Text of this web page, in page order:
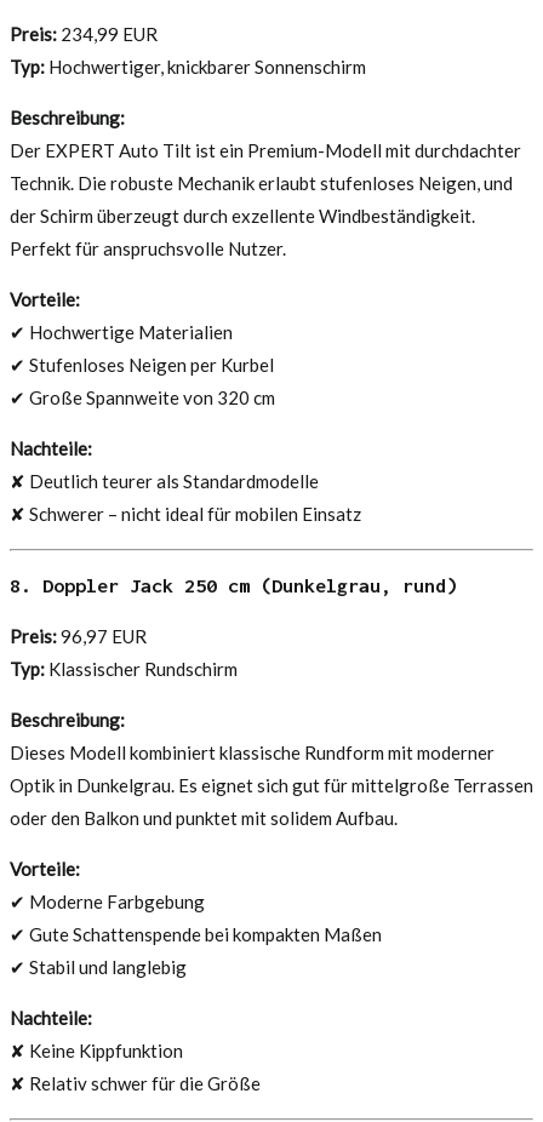
Preis: 234,99 EUR
Typ: Hochwertiger, knickbarer Sonnenschirm
Beschreibung:
Der EXPERT Auto Tilt ist ein Premium-Modell mit durchdachter
Technik. Die robuste Mechanik erlaubt stufenloses Neigen, und
der Schirm überzeugt durch exzellente Windbeständigkeit.
Perfekt für anspruchsvolle Nutzer.
Vorteile:
✔ Hochwertige Materialien
✔ Stufenloses Neigen per Kurbel
✔ Große Spannweite von 320 cm
Nachteile:
✘ Deutlich teurer als Standardmodelle
✘ Schwerer – nicht ideal für mobilen Einsatz
8. Doppler Jack 250 cm (Dunkelgrau, rund)
Preis:96,97 EUR
Typ: Klassischer Rundschirm
Beschreibung:
Dieses Modell kombiniert klassische Rundform mit moderner
Optik in Dunkelgrau. Es eignet sich gut für mittelgroße Terrassen
oder den Balkon und punktet mit solidem Aufbau.
Vorteile:
✔ Moderne Farbgebung
✔ Gute Schattenspende bei kompakten Maßen
✔ Stabil und langlebig
Nachteile:
✘ Keine Kippfunktion
✘ Relativ schwer für die Größe